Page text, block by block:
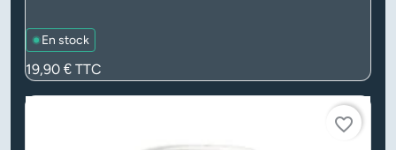
En stock
Prix
19,90 € TTC
favorite_border